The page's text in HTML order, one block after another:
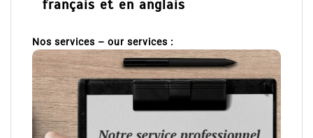
français et en anglais
Nos services – our services :